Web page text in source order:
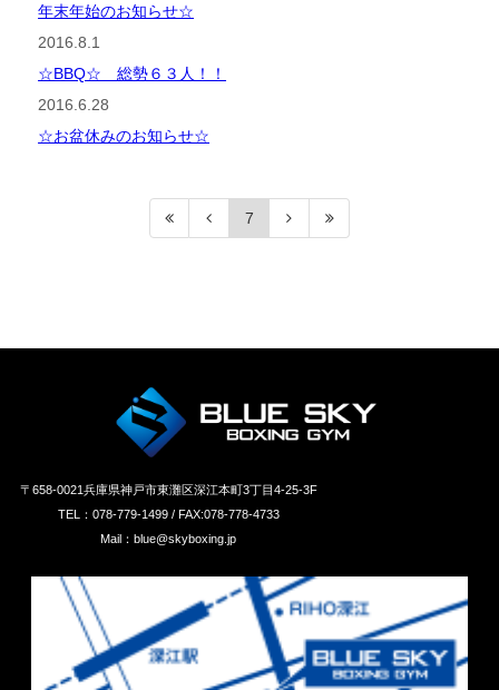
年末年始のお知らせ☆
2016.8.1
☆BBQ☆ 総勢６３人！！
2016.6.28
☆お盆休みのお知らせ☆
7
〒658‐0021兵庫県神戸市東灘区深江本町3丁目4-25-3F
TEL：078-779-1499 / FAX:078-778-4733
Mail：blue@skyboxing.jp